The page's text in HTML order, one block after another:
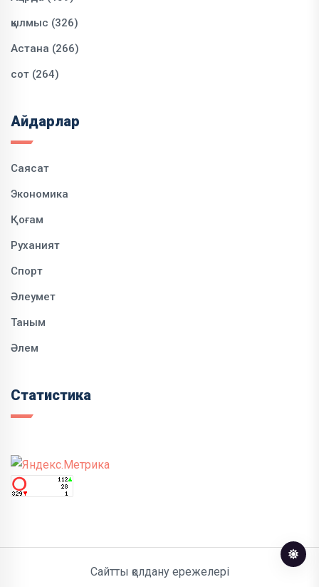
қылмыс (326)
Астана (266)
сот (264)
Айдарлар
Саясат
Экономика
Қоғам
Руханият
Спорт
Әлеумет
Таным
Әлем
Статистика
Сайтты қолдану ережелері